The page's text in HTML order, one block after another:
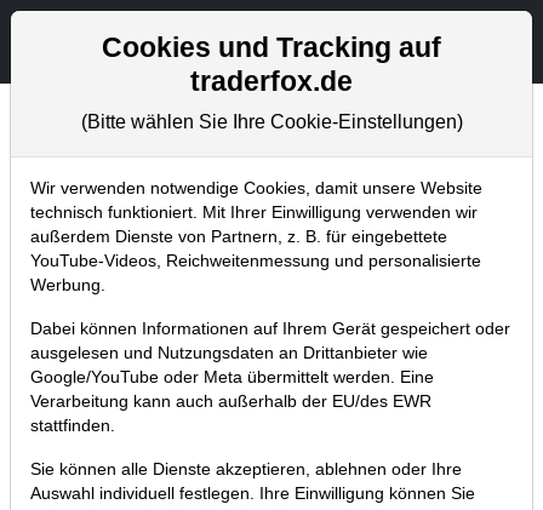
Aktien- und Artikelsuche
Chartanalysen
Home Blog Chartanalysen
Chartanalyse Tencent: nach
Alibaba-Abverkauf als Top-China-
Pick?
30.12.2020 um 10:54 Uhr | P. Uhlschmied
Cookies und Tracking auf
traderfox.de
(Bitte wählen Sie Ihre Cookie-Einstellungen)
Wir verwenden notwendige Cookies, damit unsere Website
technisch funktioniert. Mit Ihrer Einwilligung verwenden wir
außerdem Dienste von Partnern, z. B. für eingebettete
YouTube-Videos, Reichweitenmessung und personalisierte
Werbung.
Dabei können Informationen auf Ihrem Gerät gespeichert oder
ausgelesen und Nutzungsdaten an Drittanbieter wie
Google/YouTube oder Meta übermittelt werden. Eine
Verarbeitung kann auch außerhalb der EU/des EWR
stattfinden.
Sie können alle Dienste akzeptieren, ablehnen oder Ihre
Auswahl individuell festlegen. Ihre Einwilligung können Sie